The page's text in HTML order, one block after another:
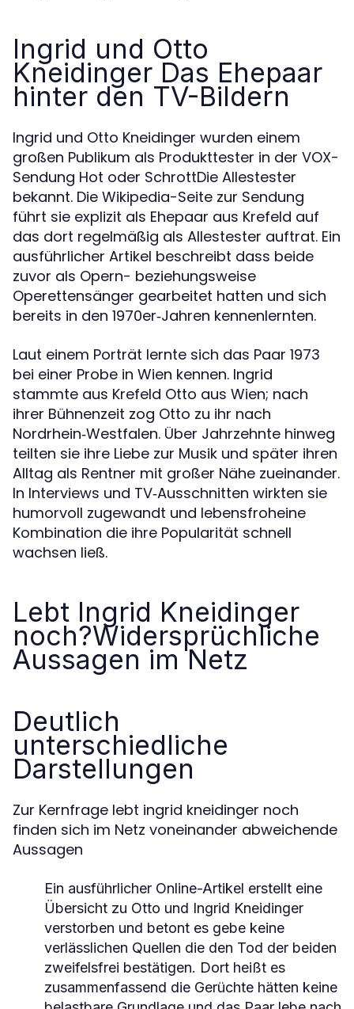
Ingrid und Otto
Kneidinger Das Ehepaar
hinter den TV-Bildern
Ingrid und Otto Kneidinger wurden einem
großen Publikum als Produkttester in der VOX-
Sendung Hot oder SchrottDie Allestester
bekannt. Die Wikipedia-Seite zur Sendung
führt sie explizit als Ehepaar aus Krefeld auf
das dort regelmäßig als Allestester auftrat. Ein
ausführlicher Artikel beschreibt dass beide
zuvor als Opern- beziehungsweise
Operettensänger gearbeitet hatten und sich
bereits in den 1970er‑Jahren kennenlernten.
Laut einem Porträt lernte sich das Paar 1973
bei einer Probe in Wien kennen. Ingrid
stammte aus Krefeld Otto aus Wien; nach
ihrer Bühnenzeit zog Otto zu ihr nach
Nordrhein‑Westfalen. Über Jahrzehnte hinweg
teilten sie ihre Liebe zur Musik und später ihren
Alltag als Rentner mit großer Nähe zueinander.
In Interviews und TV‑Ausschnitten wirkten sie
humorvoll zugewandt und lebensfroheine
Kombination die ihre Popularität schnell
wachsen ließ.
Lebt Ingrid Kneidinger
noch?Widersprüchliche
Aussagen im Netz
Deutlich
unterschiedliche
Darstellungen
Zur Kernfrage lebt ingrid kneidinger noch
finden sich im Netz voneinander abweichende
Aussagen
Ein ausführlicher Online-Artikel erstellt eine
Übersicht zu Otto und Ingrid Kneidinger
verstorben und betont es gebe keine
verlässlichen Quellen die den Tod der beiden
zweifelsfrei bestätigen. Dort heißt es
zusammenfassend die Gerüchte hätten keine